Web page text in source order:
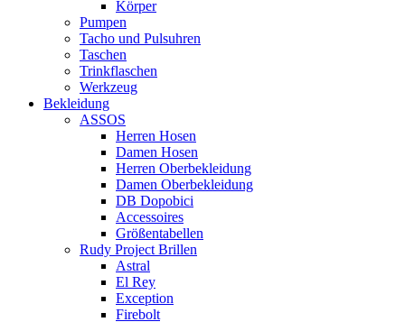
Körper
Pumpen
Tacho und Pulsuhren
Taschen
Trinkflaschen
Werkzeug
Bekleidung
ASSOS
Herren Hosen
Damen Hosen
Herren Oberbekleidung
Damen Oberbekleidung
DB Dopobici
Accessoires
Größentabellen
Rudy Project Brillen
Astral
El Rey
Exception
Firebolt